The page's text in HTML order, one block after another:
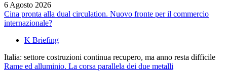
6 Agosto 2026
Cina pronta alla dual circulation. Nuovo fronte per il commercio
internazionale?
K Briefing
Italia: settore costruzioni continua recupero, ma anno resta difficile
Rame ed alluminio. La corsa parallela dei due metalli